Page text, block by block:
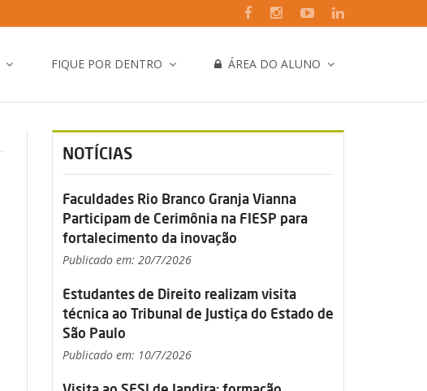
FIQUE POR DENTRO ÁREA DO ALUNO
NOTÍCIAS
Faculdades Rio Branco Granja Vianna
Participam de Cerimônia na FIESP para
fortalecimento da inovação
Publicado em: 20/7/2026
Estudantes de Direito realizam visita
técnica ao Tribunal de Justiça do Estado de
São Paulo
Publicado em: 10/7/2026